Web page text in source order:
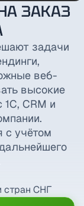
ЗАКАЗ
задачи
веб-
высокие
1С, CRM и
с учётом
стран СНГ